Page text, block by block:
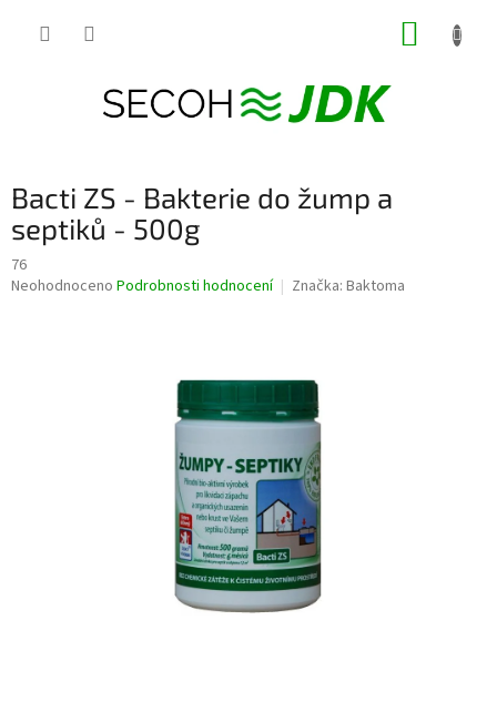
Bacti ZS - Bakterie do žump a
septiků - 500g
76
Průměrné
Neohodnoceno Podrobnosti hodnocení Značka: Baktoma